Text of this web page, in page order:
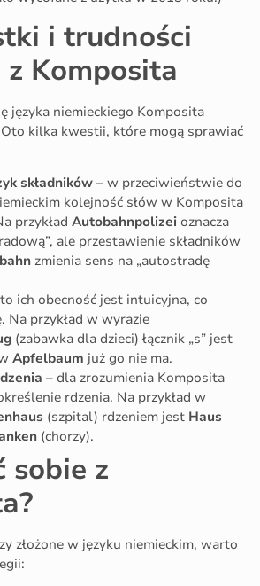
i trudności
Komposita
języka niemieckiego Komposita
kilka kwestii, które mogą sprawiać
składników– w przeciwieństwie do
kolejność słów w Komposita
przykład Autobahnpolizei oznacza
ale przestawienie składników
zmienia sens na „autostradę
ich obecność jest intuicyjna, co
Na przykład w wyrazie
(zabawka dla dzieci) łącznik „s” jest
Apfelbaum już go nie ma.
– dla zrozumienia Komposita
rdzenia. Na przykład w
(szpital) rdzeniem jest Haus
(chorzy).
sobie z
złożone w języku niemieckim, warto